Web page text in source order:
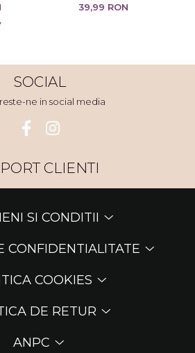
39,99 RON
SOCIAL
ne in social media
CLIENTI
SI CONDITII
CONFIDENTIALITATE
COOKIES
DE RETUR
ANPC